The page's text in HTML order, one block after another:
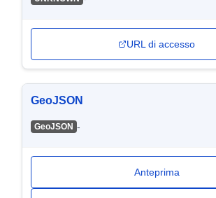
URL di accesso
GeoJSON
GeoJSON -
Anteprima